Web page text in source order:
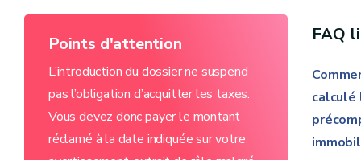
Points d'attention
L’introduction du dossier ne suspend
pas l’obligation d’acquitter les taxes.
Vous devez donc payer le montant
réclamé à la date indiquée sur votre
FAQ
calculé